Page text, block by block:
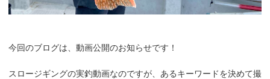
今回のブログは、動画公開のお知らせです！
スロージギングの実釣動画なのですが、あるキーワードを決めて撮